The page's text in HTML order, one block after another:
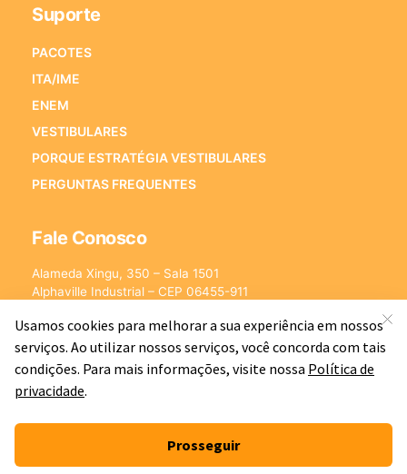
Suporte
PACOTES
ITA/IME
ENEM
VESTIBULARES
PORQUE ESTRATÉGIA VESTIBULARES
PERGUNTAS FREQUENTES
Fale Conosco
Alameda Xingu, 350 – Sala 1501
Alphaville Industrial – CEP 06455-911
E-mail:[email protected]
©2026 - Estratégia Vestibulares - Cursos Online para Vestibulares.